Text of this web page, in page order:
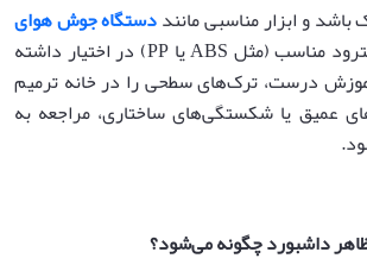
باشد و ابزار مناسبی ماننددستگاه جوش هوای
و الکترود مناسب (مثل ABS یا PP) در اختیار داشته
آموزش درست، ترک‌های سطحی را در خانه ترمیم
عمیق یا شکستگی‌های ساختاری، مراجعه به
داشبورد چگونه می‌شود؟